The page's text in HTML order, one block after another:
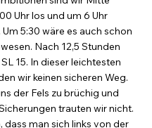
Uhr los und um 6 Uhr
5:30 wäre es auch schon
Nach 12,5 Stunden
15. In dieser leichtesten
wir keinen sicheren Weg.
der Fels zu brüchig und
trauten wir nicht.
dass man sich links von der